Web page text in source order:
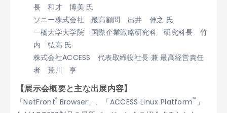
長 和才 博美 氏
ソニー株式会社 最高顧問 出井 伸之 氏
一橋大学大学院 国際企業戦略研究科 研究科長 竹
内 弘高 氏
株式会社ACCESS 代表取締役社長 兼 最高経営責任
者 荒川 亨
【展示会概要と主な出展内容】
「NetFront® Browser」、「ACCESS Linux Platform™ 」